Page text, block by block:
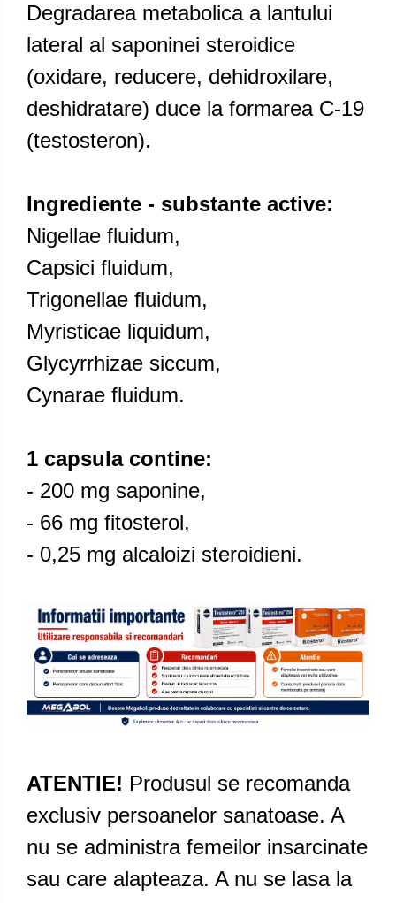
Degradarea metabolica a lantului
lateral al saponinei steroidice
(oxidare, reducere, dehidroxilare,
deshidratare) duce la formarea C-19
(testosteron).
Ingrediente - substante active:
Nigellae fluidum,
Capsici fluidum,
Trigonellae fluidum,
Myristicae liquidum,
Glycyrrhizae siccum,
Cynarae fluidum.
1 capsula contine:
- 200 mg saponine,
- 66 mg fitosterol,
- 0,25 mg alcaloizi steroidieni.
ATENTIE! Produsul se recomanda
exclusiv persoanelor sanatoase. A
nu se administra femeilor insarcinate
sau care alapteaza. A nu se lasa la